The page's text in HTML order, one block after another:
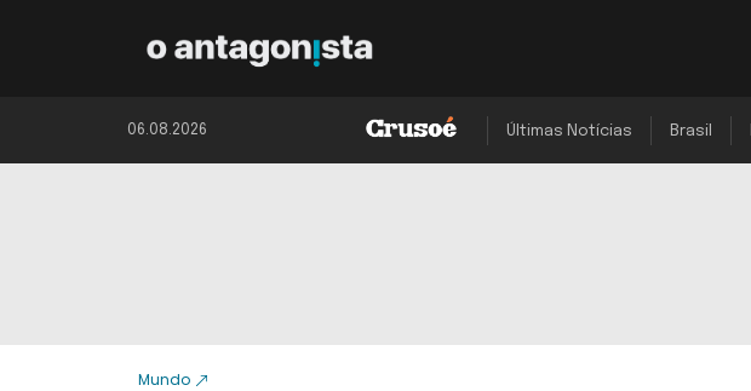
06.08.2026 Últimas Notícias Brasil
Mundo